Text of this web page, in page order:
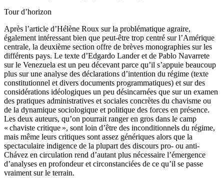
Tour d’horizon
Après l’article d’Hélène Roux sur la problématique agraire,
également intéressant bien que peut-être trop centré sur l’Amérique
centrale, la deuxième section offre de brèves monographies sur les
différents pays. Le texte d’Edgardo Lander et de Pablo Navarrete
sur le Venezuela est un peu décevant parce qu’il s’appuie beaucoup
plus sur une analyse des déclarations d’intention du régime (texte
constitutionnel et divers documents programmatiques) et sur des
considérations idéologiques un peu désincarnées que sur un examen
des pratiques administratives et sociales concrètes du chavisme ou
de la dynamique sociologique et politique des forces en présence.
Les deux auteurs, qu’on pourrait ranger en gros dans le camp
« chaviste critique », sont loin d’être des inconditionnels du régime,
mais même leurs critiques sont assez génériques alors que la
spectaculaire indigence de la plupart des discours pro- ou anti-
Chávez en circulation rend d’autant plus nécessaire l’émergence
d’analyses en profondeur et circonstanciées de ce qu’il se passe
vraiment sur le terrain.